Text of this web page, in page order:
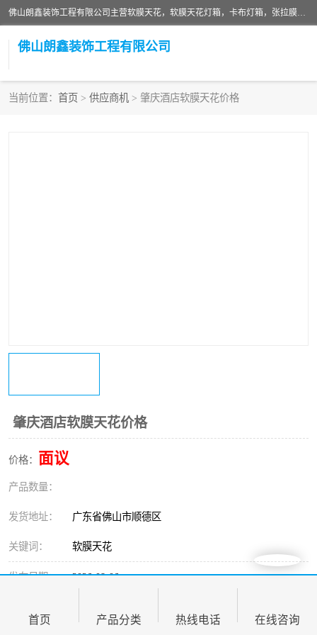
佛山朗鑫装饰工程有限公司主营软膜天花，软膜天花灯箱，卡布灯箱，张拉膜等产品，价格实惠，支持定制；公司专业装饰铺面，家居，会展特装，软膜等工程，技能精良人员，安装快、价格合理，质量保证、热诚与各方有识人士合作，欢迎新老客户来电咨询。
佛山朗鑫装饰工程有限公司
当前位置： 首页 > 供应商机 > 肇庆酒店软膜天花价格
肇庆酒店软膜天花价格
价格： 面议
产品数量：
发货地址： 广东省佛山市顺德区
关键词： 软膜天花
发布日期： 2026-08-06
首页 产品分类 热线电话 在线咨询